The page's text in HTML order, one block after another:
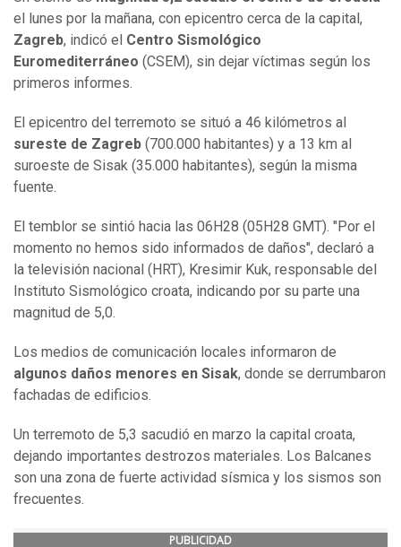
el lunes por la mañana, con epicentro cerca de la capital,
Zagreb, indicó el Centro Sismológico
Euromediterráneo (CSEM), sin dejar víctimas según los
primeros informes.
El epicentro del terremoto se situó a 46 kilómetros al
sureste de Zagreb (700.000 habitantes) y a 13 km al
suroeste de Sisak (35.000 habitantes), según la misma
fuente.
El temblor se sintió hacia las 06H28 (05H28 GMT). "Por el
momento no hemos sido informados de daños", declaró a
la televisión nacional (HRT), Kresimir Kuk, responsable del
Instituto Sismológico croata, indicando por su parte una
magnitud de 5,0.
Los medios de comunicación locales informaron de
algunos daños menores en Sisak, donde se derrumbaron
fachadas de edificios.
Un terremoto de 5,3 sacudió en marzo la capital croata,
dejando importantes destrozos materiales. Los Balcanes
son una zona de fuerte actividad sísmica y los sismos son
frecuentes.
PUBLICIDAD